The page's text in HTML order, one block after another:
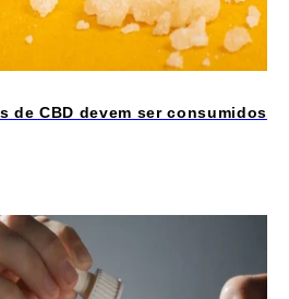
de CBD devem ser consumidos